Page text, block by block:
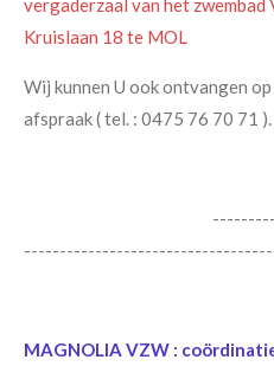
vergaderzaal van het zwembad
Kruislaan 18 te MOL
Wij kunnen U ook ontvangen
afspraak ( tel. : 0475 76 70 71 ).
MAGNOLIA VZW :